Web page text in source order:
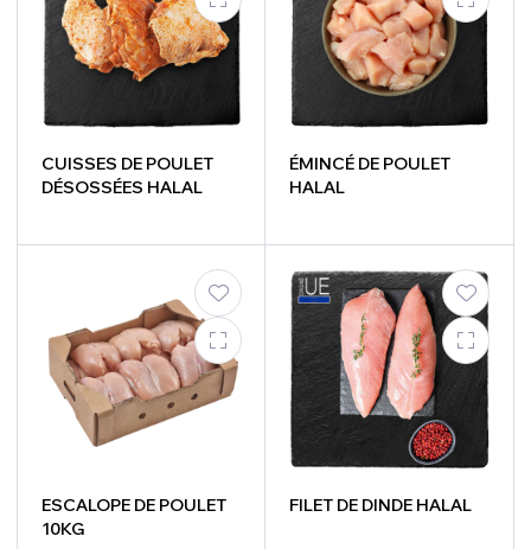
CUISSES DE POULET
DÉSOSSÉES HALAL
ÉMINCÉ DE POULET
HALAL
ESCALOPE DE POULET
10KG
FILET DE DINDE HALAL